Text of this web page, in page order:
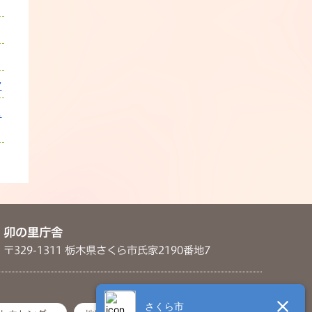
卯の里庁舎
〒329-1311 栃木県さくら市氏家2190番地7